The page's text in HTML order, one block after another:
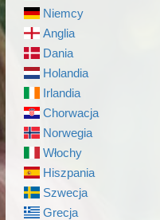
Niemcy
Anglia
Dania
Holandia
Irlandia
Chorwacja
Norwegia
Włochy
Hiszpania
Szwecja
Grecja